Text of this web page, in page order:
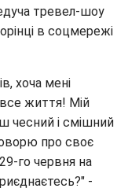
тревел-шоу
в соцмережі
хоча мені
життя! Мій
чесний і смішний
про своє
го червня на
-